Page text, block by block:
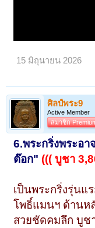
15 มิถุนายน 2026
ศิลป์พระ9
Active Member
สมาชิก
6.พระกริ่งพระอ
ต๊อก" ((( บูชา
เป็นพระกริ่งรุ่นแ
โพธิ์แมนฯ ด้านห
สวยชัดคมลึก บูช